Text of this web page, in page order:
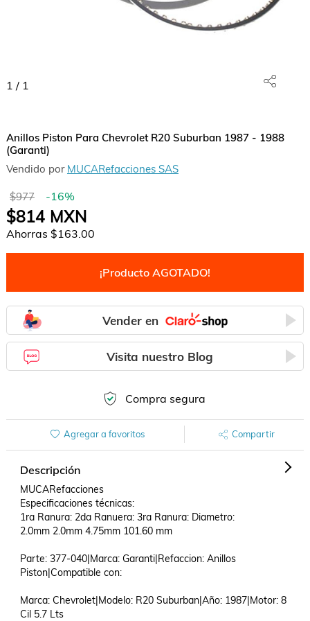
1 / 1
Anillos Piston Para Chevrolet R20 Suburban 1987 - 1988
(Garanti)
Vendido por MUCARefacciones SAS
$977 -16%
$814MXN
Ahorras $163.00
¡Producto AGOTADO!
Vender en
Visita nuestro Blog
Compra segura
Agregar a favoritos Compartir
Descripción
MUCARefacciones
Especificaciones técnicas:
1ra Ranura: 2da Ranuera: 3ra Ranura: Diametro:
2.0mm 2.0mm 4.75mm 101.60 mm
Parte: 377-040|Marca: Garanti|Refaccion: Anillos
Piston|Compatible con:
Marca: Chevrolet|Modelo: R20 Suburban|Año: 1987|Motor: 8
Cil 5.7 Lts